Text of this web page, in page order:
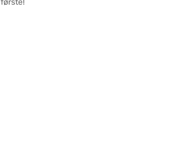
første!